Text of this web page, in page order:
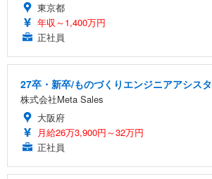
東京都
年収～1,400万円
正社員
27卒・新卒/ものづくりエンジニアアシス
株式会社Meta Sales
大阪府
月給26万3,900円～32万円
正社員